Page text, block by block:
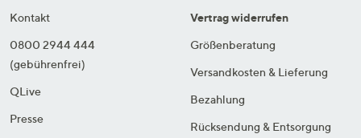
Kontakt
0800 2944 444
(gebührenfrei)
QLive
Presse
Vertrag widerrufen
Größenberatung
Versandkosten & Lieferung
Bezahlung
Rücksendung & Entsorgung